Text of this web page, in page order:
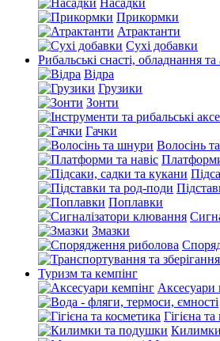
Насадки
Прикормки
Атрактанти
Сухі добавки
Рибальські снасті, обладнання та
Відра
Грузики
Зонти
Гачки
Волосінь
Поплавки
Змазки
Туризм та кемпінг
Аксесуари
Гігієна